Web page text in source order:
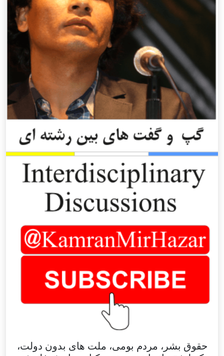
حقوق بشر، مردم بومی، ملت های بدون دولت،